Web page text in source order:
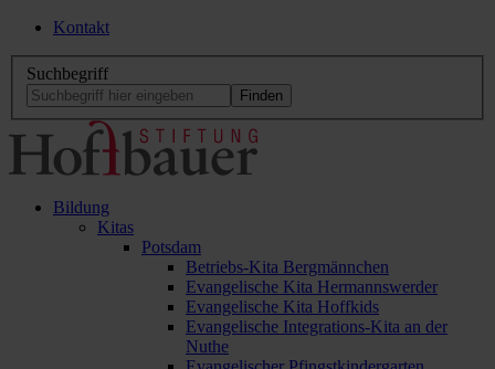
Kontakt
Suchbegriff
Bildung
Kitas
Potsdam
Betriebs-Kita Bergmännchen
Evangelische Kita Hermannswerder
Evangelische Kita Hoffkids
Evangelische Integrations-Kita an der
Nuthe